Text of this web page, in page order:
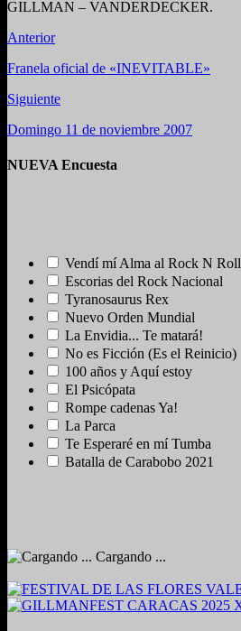
GILLMAN – VANDERDECKER.
Anterior
Franela oficial de «INEVITABLE»
Siguiente
Domingo 11 de noviembre 2007
NUEVA Encuesta
Vendí mí Alma al Rock N Roll
Escorias del Rock Nacional
Tyranosaurus Rex
Nuevo Orden Mundial
La Envidia... Te matará!
No es Ficción (Es el Reinicio)
100 años y Aquí estoy
El Psicópata
Rompe cadenas Ya!
La Parca
Te Esperaré en mí Tumba
Batalla de Carabobo 2021
Cargando ...